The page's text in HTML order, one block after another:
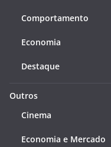
Comportamento
Economia
Destaque
Outros
Cinema
Economia e Mercado